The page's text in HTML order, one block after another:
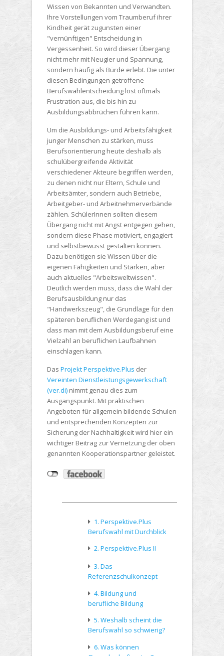
Wissen von Bekannten und Verwandten.
Ihre Vorstellungen vom Traumberuf ihrer
Kindheit gerät zugunsten einer
"vernünftigen" Entscheidung in
Vergessenheit. So wird dieser Übergang
nicht mehr mit Neugier und Spannung,
sondern häufig als Bürde erlebt. Die unter
diesen Bedingungen getroffene
Berufswahlentscheidung löst oftmals
Frustration aus, die bis hin zu
Ausbildungsabbrüchen führen kann.
Um die Ausbildungs- und Arbeitsfähigkeit
junger Menschen zu stärken, muss
Berufsorientierung heute deshalb als
schulübergreifende Aktivität
verschiedener Akteure begriffen werden,
zu denen nicht nur Eltern, Schule und
Arbeitsämter, sondern auch Betriebe,
Arbeitgeber- und Arbeitnehmerverbände
zählen. SchülerInnen sollten diesem
Übergang nicht mit Angst entgegen gehen,
sondern diese Phase motiviert, engagiert
und selbstbewusst gestalten können.
Dazu benötigen sie Wissen über die
eigenen Fähigkeiten und Stärken, aber
auch aktuelles "Arbeitsweltwissen".
Deutlich werden muss, dass die Wahl der
Berufsausbildung nur das
"Handwerkszeug", die Grundlage für den
späteren beruflichen Werdegang ist und
dass man mit dem Ausbildungsberuf eine
Vielzahl an beruflichen Laufbahnen
einschlagen kann.
Das Projekt Perspektive.Plus der
Vereinten Dienstleistungsgewerkschaft
(ver.di) nimmt genau dies zum
Ausgangspunkt. Mit praktischen
Angeboten für allgemein bildende Schulen
und entsprechenden Konzepten zur
Sicherung der Nachhaltigkeit wird hier ein
wichtiger Beitrag zur Vernetzung der oben
genannten Kooperationspartner geleistet.
1. Perspektive.Plus
Berufswahl mit Durchblick
2. Perspektive.Plus II
3. Das
Referenzschulkonzept
4. Bildung und
berufliche Bildung
5. Weshalb scheint die
Berufswahl so schwierig?
6. Was können